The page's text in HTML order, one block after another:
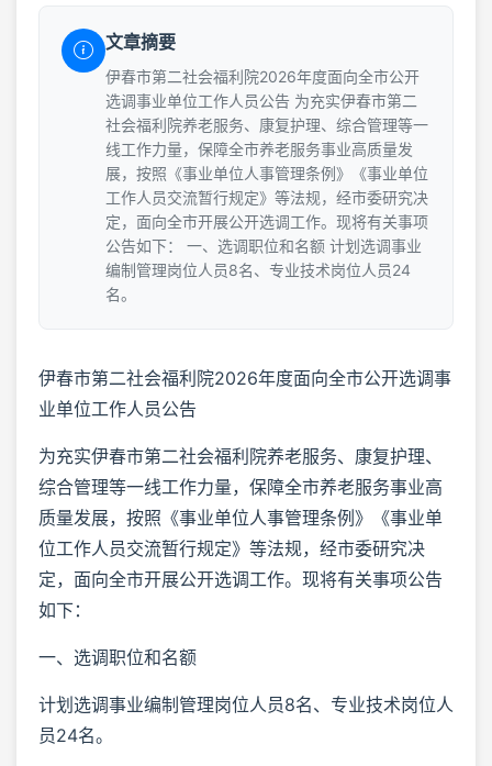
文章摘要
伊春市第二社会福利院2026年度面向全市公开
选调事业单位工作人员公告 为充实伊春市第二
社会福利院养老服务、康复护理、综合管理等一
线工作力量，保障全市养老服务事业高质量发
展，按照《事业单位人事管理条例》《事业单位
工作人员交流暂行规定》等法规，经市委研究决
定，面向全市开展公开选调工作。现将有关事项
公告如下： 一、选调职位和名额 计划选调事业
编制管理岗位人员8名、专业技术岗位人员24
名。
伊春市第二社会福利院2026年度面向全市公开选调事
业单位工作人员公告
为充实伊春市第二社会福利院养老服务、康复护理、
综合管理等一线工作力量，保障全市养老服务事业高
质量发展，按照《事业单位人事管理条例》《事业单
位工作人员交流暂行规定》等法规，经市委研究决
定，面向全市开展公开选调工作。现将有关事项公告
如下：
一、选调职位和名额
计划选调事业编制管理岗位人员8名、专业技术岗位人
员24名。